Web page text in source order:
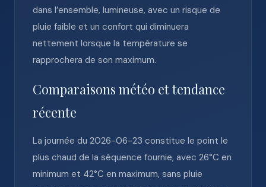
dans l’ensemble, lumineuse, avec un risque de
pluie faible et un confort qui diminuera
nettement lorsque la température se
rapprochera de son maximum.
Comparaisons météo et tendance
récente
La journée du 2026-06-23 constitue le point le
plus chaud de la séquence fournie, avec 26°C en
minimum et 42°C en maximum, sans pluie